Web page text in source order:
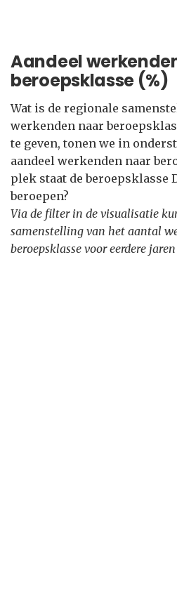
Aandeel
beroepsklasse (%)
Wat is de regionale
werkenden naar
te geven, tonen we in
aandeel werkenden naar
plek staat de beroepsklasse
beroepen?
Via de filter in de visualisatie
samenstelling van het aantal
beroepsklasse voor eerdere